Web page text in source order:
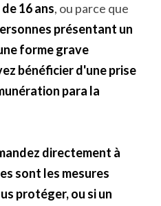
16 ans, ou parce que
présentant un
forme grave
bénéficier d'une prise
para la
directement à
sont les mesures
protéger, ou si un